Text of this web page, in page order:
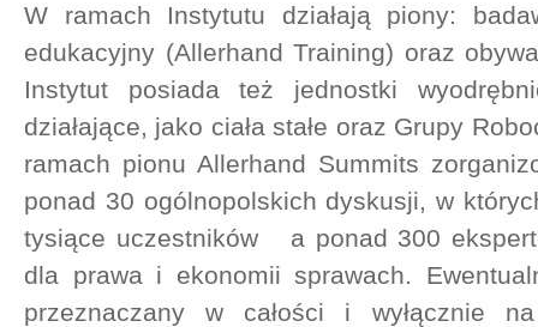
W ramach Instytutu działają piony:
edukacyjny (Allerhand Training) oraz
Instytut posiada też jednostki
działające, jako ciała stałe oraz Grupy
ramach pionu Allerhand Summits
ponad 30 ogólnopolskich dyskusji, w
tysiące uczestników a ponad 300
dla prawa i ekonomii sprawach.
przeznaczany w całości i wyłącznie